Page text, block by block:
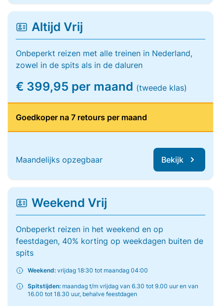
Altijd Vrij
Onbeperkt reizen met alle treinen in Nederland,
zowel in de spits als in de daluren
€ 399,95 per maand (tweede klas)
Goedkoper na 7 retours per maand
Maandelijks opzegbaar Bekijk
Weekend Vrij
Onbeperkt reizen in het weekend en op
feestdagen, 40% korting op weekdagen buiten de
spits
Weekend: vrijdag 18:30 tot maandag 04:00
Spitstijden: maandag t/m vrijdag van 6.30 tot 9.00 uur en van
16.00 tot 18.30 uur, behalve feestdagen